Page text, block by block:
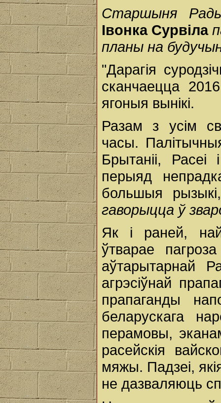
Старшыня Рады
Івонка Сурвіла
планы на
"Дарагія
сканчаецца
ягоныя вынікі.
Разам з усім
часы.
Брытаніі,
перыяд
большыя
гаворыцца ў
Як і раней,
ўтварае
аўтарытарнай
агрэсіўнай
прапаганды
беларускага
перамовы,
расейскія
мяжы. Падзеі,
не дазваляюць